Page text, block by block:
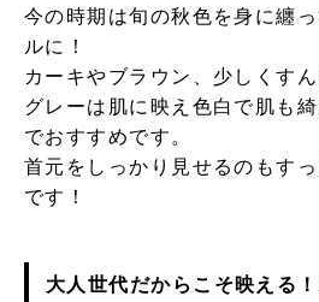
今の時期は旬の秋色を身に纏
ルに！
カーキやブラウン、少しくす
グレーは肌に映え色白で肌も
でおすすめです。
首元をしっかり見せるのもす
です！
大人世代だからこそ映える